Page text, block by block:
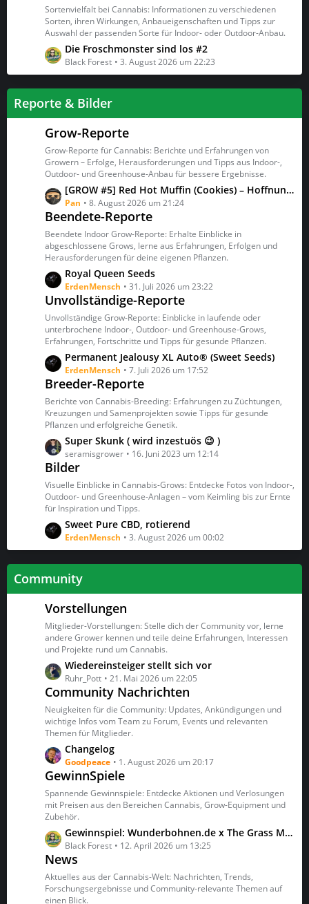
t
r
ä
g
e
z
t
e
B
e
i
t
r
ä
g
e
Sortenvielfalt bei Cannabis: Informationen zu verschiedenen
Sorten, ihren Wirkungen, Anbaueigenschaften und Tipps zur
Auswahl der passenden Sorte für Indoor- oder Outdoor-Anbau.
L
e
t
z
t
e
B
e
i
t
r
ä
g
e
Die Froschmonster sind los #2
Black Forest 3. August 2026 um 22:23
Reporte & Bilder
Grow-Reporte
Grow-Reporte für Cannabis: Berichte und Erfahrungen von
Growern – Erfolge, Herausforderungen und Tipps aus Indoor-,
Outdoor- und Greenhouse-Anbau für bessere Ergebnisse.
L
e
t
z
t
e
B
e
i
t
r
ä
g
e
[GROW #5] Red Hot Muffin (Cookies) – Hoffnung auf ein buntes Finale
Pan 8. August 2026 um 21:24
Beendete-Reporte
Beendete Indoor Grow-Reporte: Erhalte Einblicke in
abgeschlossene Grows, lerne aus Erfahrungen, Erfolgen und
Herausforderungen für deine eigenen Pflanzen.
L
e
t
z
t
e
B
e
i
t
r
ä
g
e
Royal Queen Seeds
ErdenMensch 31. Juli 2026 um 23:22
Unvollständige-Reporte
Unvollständige Grow-Reporte: Einblicke in laufende oder
unterbrochene Indoor-, Outdoor- und Greenhouse-Grows,
Erfahrungen, Fortschritte und Tipps für gesunde Pflanzen.
L
e
t
z
t
e
B
e
i
t
r
ä
g
e
Permanent Jealousy XL Auto® (Sweet Seeds)
ErdenMensch 7. Juli 2026 um 17:52
Breeder-Reporte
Berichte von Cannabis-Breeding: Erfahrungen zu Züchtungen,
Kreuzungen und Samenprojekten sowie Tipps für gesunde
Pflanzen und erfolgreiche Genetik.
L
e
t
z
t
e
B
e
i
t
r
ä
g
e
Super Skunk ( wird inzestuös 😉 )
seramisgrower 16. Juni 2023 um 12:14
Bilder
Visuelle Einblicke in Cannabis-Grows: Entdecke Fotos von Indoor-,
Outdoor- und Greenhouse-Anlagen – vom Keimling bis zur Ernte
für Inspiration und Tipps.
L
e
t
z
t
e
B
e
i
t
r
ä
g
e
Sweet Pure CBD, rotierend
ErdenMensch 3. August 2026 um 00:02
Community
Vorstellungen
Mitglieder-Vorstellungen: Stelle dich der Community vor, lerne
andere Grower kennen und teile deine Erfahrungen, Interessen
und Projekte rund um Cannabis.
L
e
t
z
t
e
B
e
i
t
r
ä
g
e
Wiedereinsteiger stellt sich vor
Ruhr_Pott 21. Mai 2026 um 22:05
Community Nachrichten
Neuigkeiten für die Community: Updates, Ankündigungen und
wichtige Infos vom Team zu Forum, Events und relevanten
Themen für Mitglieder.
L
e
t
z
t
e
B
e
i
t
r
ä
Changelog
Goodpeace 1. August 2026 um 20:17
GewinnSpiele
Spannende Gewinnspiele: Entdecke Aktionen und Verlosungen
mit Preisen aus den Bereichen Cannabis, Grow-Equipment und
Zubehör.
L
e
t
z
t
Gewinnspiel: Wunderbohnen.de x The Grass Menagerie
Black Forest 12. April 2026 um 13:25
News
Aktuelles aus der Cannabis-Welt: Nachrichten, Trends,
Forschungsergebnisse und Community-relevante Themen auf
einen Blick.